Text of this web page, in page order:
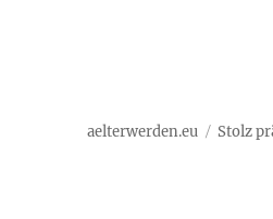
aelterwerden.eu Stolz